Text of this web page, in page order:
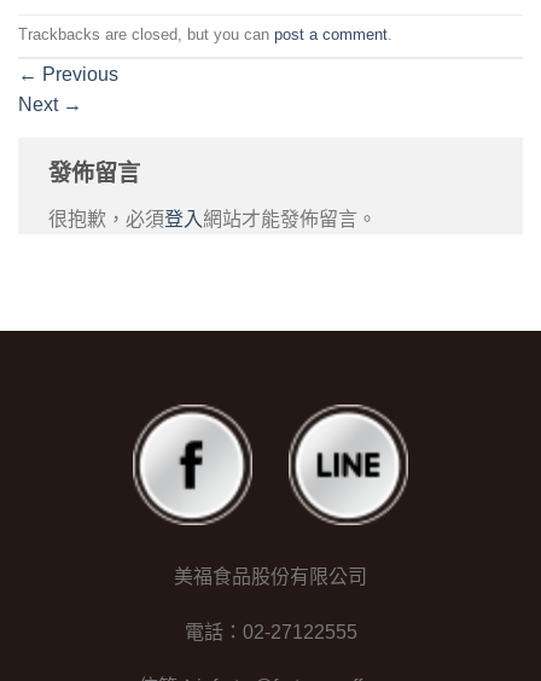
Trackbacks are closed, but you can post a comment.
← Previous
Next →
發佈留言
很抱歉，必須登入網站才能發佈留言。
美福食品股份有限公司
電話：02-27122555